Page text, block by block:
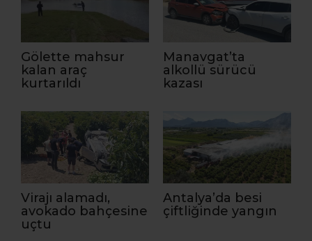
Gölette mahsur
kalan araç
kurtarıldı
Manavgat’ta
alkollü sürücü
kazası
Virajı alamadı,
avokado bahçesine
uçtu
Antalya’da besi
çiftliğinde yangın